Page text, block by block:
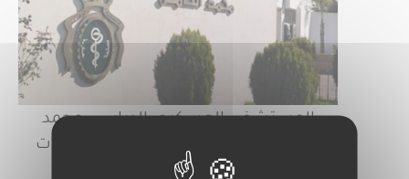
المستشفى العسكري الدراسي محمد
الخامس: نموذج رائد في جودة الخدمات
الصحية